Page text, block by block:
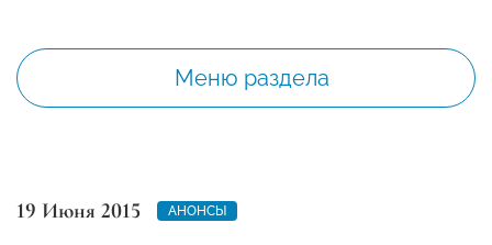
Меню раздела
19 Июня 2015 АНОНСЫ